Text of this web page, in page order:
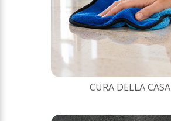
CURA DELLA CASA